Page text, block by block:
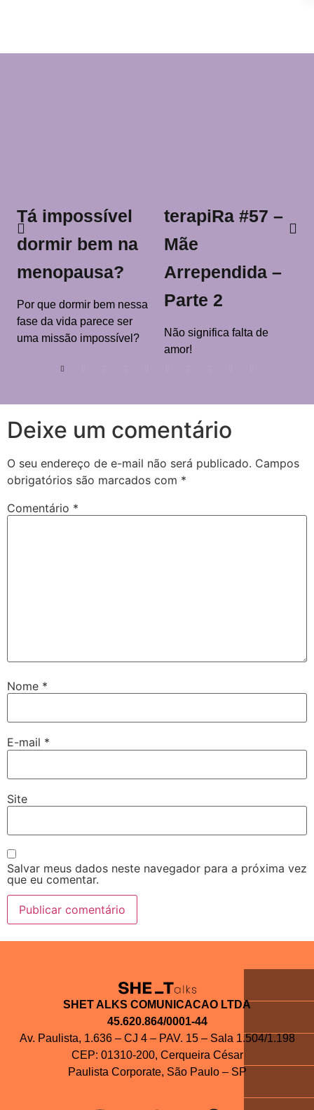
Tá impossível
dormir bem na
menopausa?
Por que dormir bem nessa
fase da vida parece ser
uma missão impossível?
terapiRa #57 –
Mãe
Arrependida –
Parte 2
Não significa falta de
amor!
Deixe um comentário
O seu endereço de e-mail não será publicado. Campos
obrigatórios são marcados com *
Comentário *
Nome *
E-mail *
Site
Salvar meus dados neste navegador para a próxima vez
que eu comentar.
SHET ALKS COMUNICACAO LTDA
45.620.864/0001-44
Av. Paulista, 1.636 – CJ 4 – PAV. 15 – Sala 1.504/1.198
CEP: 01310-200, Cerqueira César
Paulista Corporate, São Paulo – SP